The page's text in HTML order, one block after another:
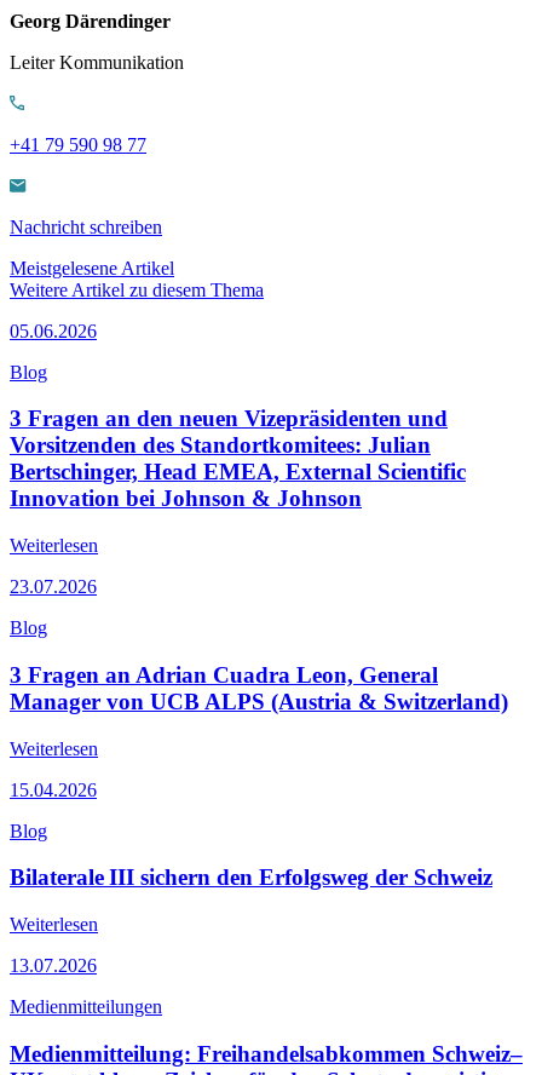
Georg Därendinger
Leiter Kommunikation
+41 79 590 98 77
Nachricht schreiben
Meistgelesene Artikel
Weitere Artikel zu diesem Thema
05.06.2026
Blog
3 Fragen an den neuen Vizepräsidenten und
Vorsitzenden des Standortkomitees: Julian
Bertschinger, Head EMEA, External Scientific
Innovation bei Johnson & Johnson
Weiterlesen
23.07.2026
Blog
3 Fragen an Adrian Cuadra Leon, General
Manager von UCB ALPS (Austria & Switzerland)
Weiterlesen
15.04.2026
Blog
Bilaterale III sichern den Erfolgsweg der Schweiz
Weiterlesen
13.07.2026
Medienmitteilungen
Medienmitteilung: Freihandelsabkommen Schweiz–